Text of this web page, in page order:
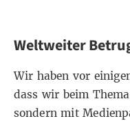
Weltweiter
Wir haben vor
dass wir beim
sondern mit